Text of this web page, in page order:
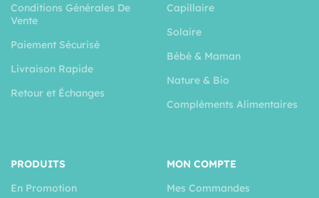
Conditions Générales De
Vente
Paiement Sécurisé
Livraison Rapide
Retour et Échanges
Capillaire
Solaire
Bébé & Maman
Nature & Bio
Compléments Alimentaires
PRODUITS
En Promotion
MON COMPTE
Mes Commandes